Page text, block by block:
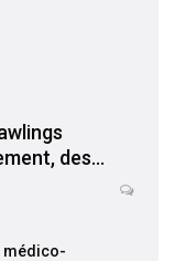
des…
médico-